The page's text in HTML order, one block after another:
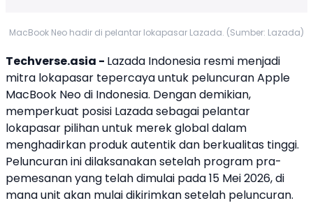
MacBook Neo hadir di pelantar lokapasar Lazada. (Sumber: Lazada)
Techverse.asia - Lazada Indonesia resmi menjadi
mitra lokapasar tepercaya untuk peluncuranApple
MacBook Neodi Indonesia. Dengan demikian,
memperkuat posisi Lazadasebagai pelantar
lokapasar pilihan untuk merek global dalam
menghadirkan produk autentik dan berkualitas tinggi.
Peluncuran ini dilaksanakan setelah program pra-
pemesanan yang telah dimulai pada 15 Mei 2026, di
mana unit akan mulai dikirimkan setelah peluncuran.